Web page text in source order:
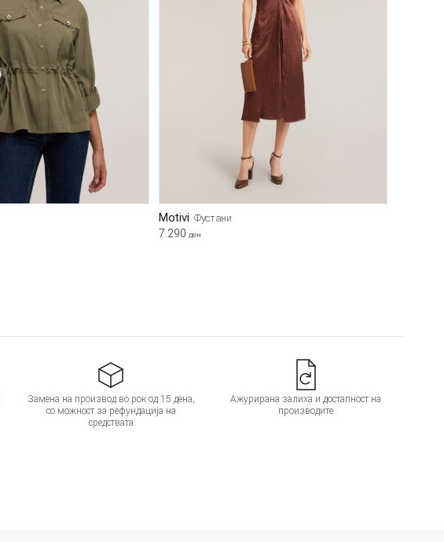
Motivi Фустани
7.290 ден
Замена на производ во рок од 15 дена,
со можност за рефундација на
средствата
Ажурирана залиха и достапност на
производите